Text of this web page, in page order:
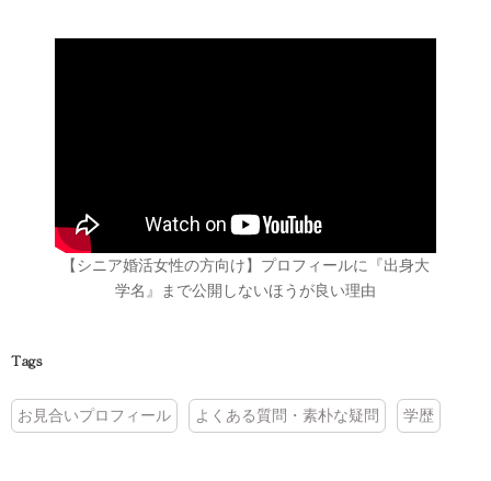
【シニア婚活女性の方向け】プロフィールに『出身大
学名』まで公開しないほうが良い理由
Tags
お見合いプロフィール よくある質問・素朴な疑問 学歴